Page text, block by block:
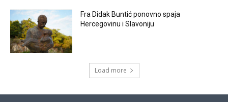
Fra Didak Buntić ponovno spaja
Hercegovinu i Slavoniju
Load more